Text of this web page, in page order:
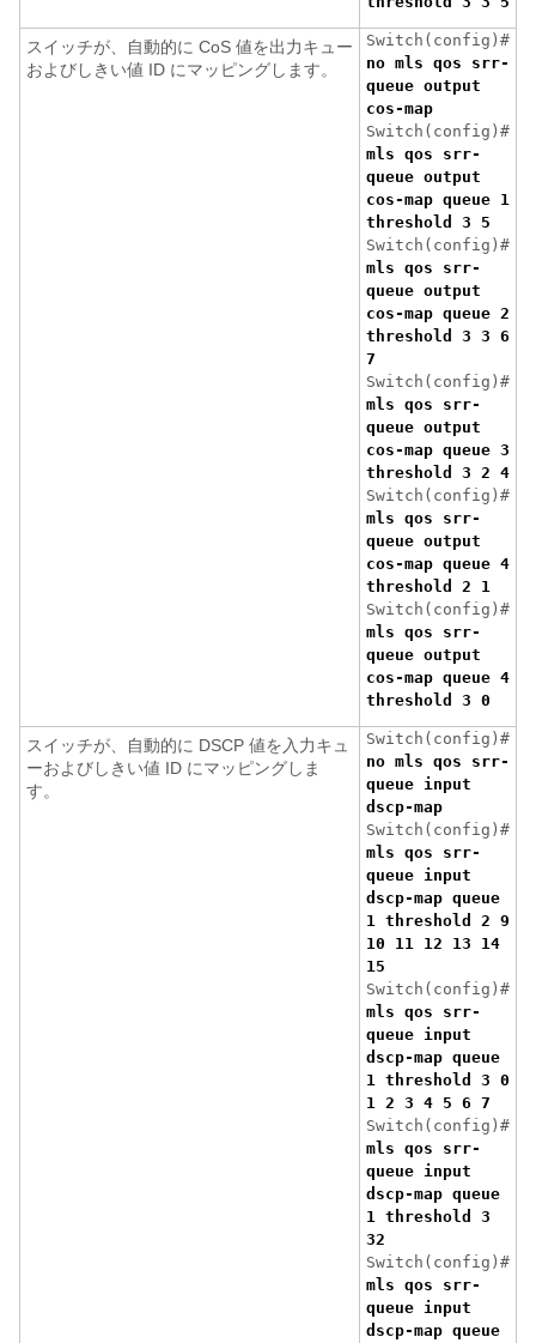
スイッチが、自動的に CoS 値を出力キュー
およびしきい値 ID にマッピングします。
Switch(config)#
no mls qos srr-
queue output
cos-map
Switch(config)#
mls qos srr-
queue output
cos-map queue 1
threshold 3 5
Switch(config)#
mls qos srr-
queue output
cos-map queue 2
threshold 3 3 6
7
Switch(config)#
mls qos srr-
queue output
cos-map queue 3
threshold 3 2 4
Switch(config)#
mls qos srr-
queue output
cos-map queue 4
threshold 2 1
Switch(config)#
mls qos srr-
queue output
cos-map queue 4
threshold 3 0
スイッチが、自動的に DSCP 値を入力キュ
ーおよびしきい値 ID にマッピングしま
す。
Switch(config)#
no mls qos srr-
queue input
dscp-map
Switch(config)#
mls qos srr-
queue input
dscp-map queue
1 threshold 2 9
10 11 12 13 14
15
Switch(config)#
mls qos srr-
queue input
dscp-map queue
1 threshold 3 0
1 2 3 4 5 6 7
Switch(config)#
mls qos srr-
queue input
dscp-map queue
1 threshold 3
32
Switch(config)#
mls qos srr-
queue input
dscp-map queue